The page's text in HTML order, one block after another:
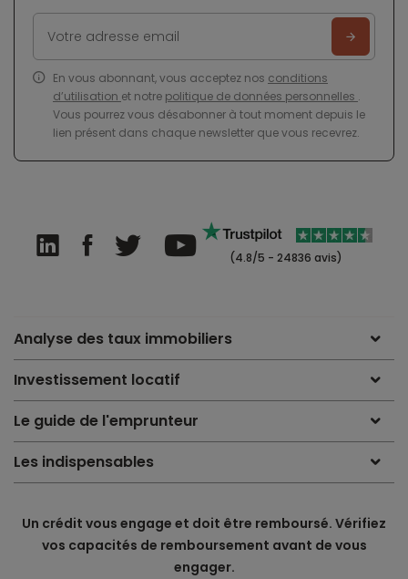
En vous abonnant, vous acceptez nos conditions
d’utilisation et notre politique de données personnelles .
Vous pourrez vous désabonner à tout moment depuis le
lien présent dans chaque newsletter que vous recevrez.
(4.8/5 - 24836 avis)
Analyse des taux immobiliers
Investissement locatif
Le guide de l'emprunteur
Les indispensables
Un crédit vous engage et doit être remboursé. Vérifiez
vos capacités de remboursement avant de vous
engager.